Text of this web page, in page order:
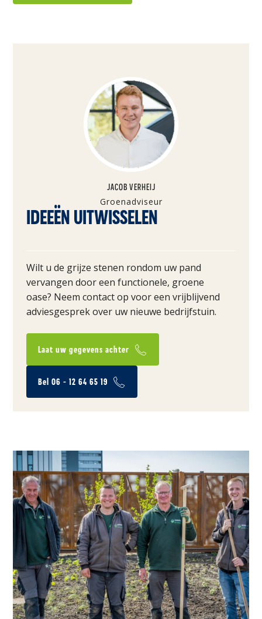
IDEEËN UITWISSELEN
Wilt u de grijze stenen rondom uw pand
vervangen door een functionele, groene
oase? Neem contact op voor een vrijblijvend
adviesgesprek over uw nieuwe bedrijfstuin.
Laat uw gegevens achter
Bel 06 - 12 64 65 19
JACOB VERHEIJ
Groenadviseur